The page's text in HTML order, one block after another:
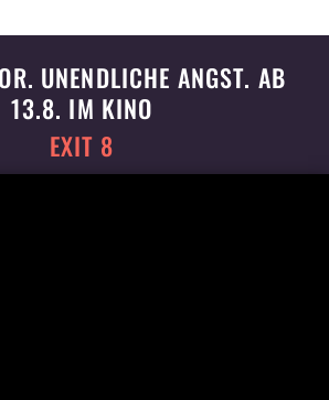
UNENDLICHE ANGST. AB
13.8. IM KINO
EXIT 8